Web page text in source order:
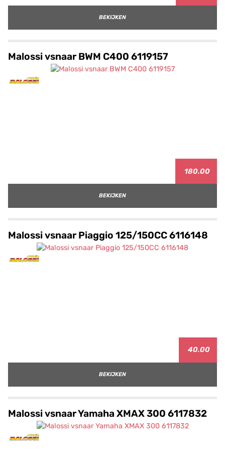
BEKIJKEN
Malossi vsnaar BWM C400 6119157
180.00
BEKIJKEN
Malossi vsnaar Piaggio 125/150CC 6116148
40.00
BEKIJKEN
Malossi vsnaar Yamaha XMAX 300 6117832